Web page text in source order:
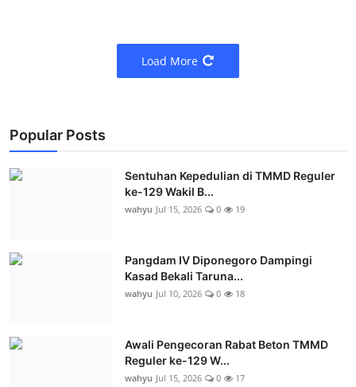
Load More
Popular Posts
Sentuhan Kepedulian di TMMD Reguler
ke-129 Wakil B...
wahyu Jul 15, 2026 0 19
Pangdam IV Diponegoro Dampingi
Kasad Bekali Taruna...
wahyu Jul 10, 2026 0 18
Awali Pengecoran Rabat Beton TMMD
Reguler ke-129 W...
wahyu Jul 15, 2026 0 17